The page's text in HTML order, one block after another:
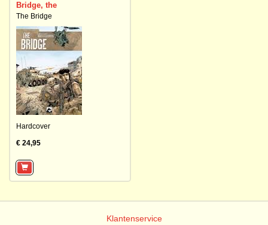
Bridge, the
The Bridge
Hardcover
€ 24,95
Klantenservice